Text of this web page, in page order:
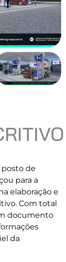
posto de
para a
elaboração e
Com total
documento
da